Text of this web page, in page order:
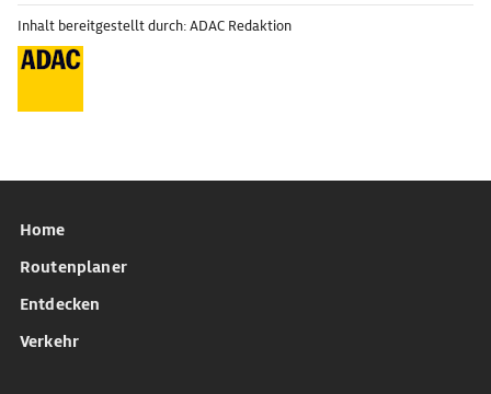
Inhalt bereitgestellt durch: ADAC Redaktion
Home
Routenplaner
Entdecken
Verkehr